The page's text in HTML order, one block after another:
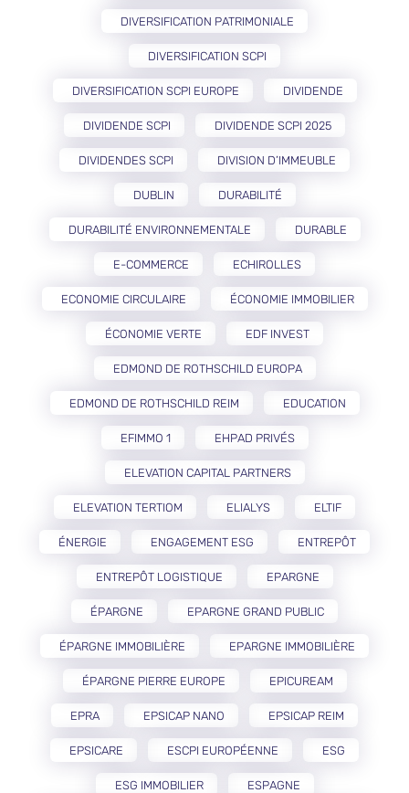
DIVERSIFICATION PATRIMONIALE
DIVERSIFICATION SCPI
DIVERSIFICATION SCPI EUROPE DIVIDENDE
DIVIDENDE SCPI DIVIDENDE SCPI 2025
DIVIDENDES SCPI DIVISION D’IMMEUBLE
DUBLIN DURABILITÉ
DURABILITÉ ENVIRONNEMENTALE DURABLE
E-COMMERCE ECHIROLLES
ECONOMIE CIRCULAIRE ÉCONOMIE IMMOBILIER
ÉCONOMIE VERTE EDF INVEST
EDMOND DE ROTHSCHILD EUROPA
EDMOND DE ROTHSCHILD REIM EDUCATION
EFIMMO 1 EHPAD PRIVÉS
ELEVATION CAPITAL PARTNERS
ELEVATION TERTIOM ELIALYS ELTIF
ÉNERGIE ENGAGEMENT ESG ENTREPÔT
ENTREPÔT LOGISTIQUE EPARGNE
ÉPARGNE EPARGNE GRAND PUBLIC
ÉPARGNE IMMOBILIÈRE EPARGNE IMMOBILIÈRE
ÉPARGNE PIERRE EUROPE EPICUREAM
EPRA EPSICAP NANO EPSICAP REIM
EPSICARE ESCPI EUROPÉENNE ESG
ESG IMMOBILIER ESPAGNE